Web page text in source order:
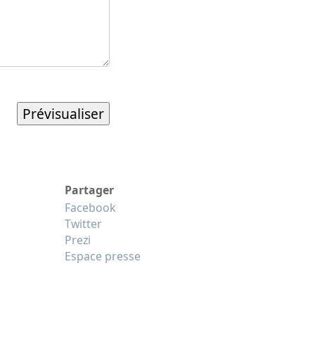
Partager
Facebook
Twitter
Prezi
Espace presse